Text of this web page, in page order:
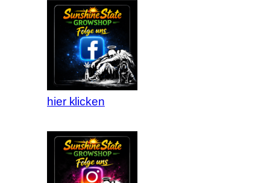
hier klicken